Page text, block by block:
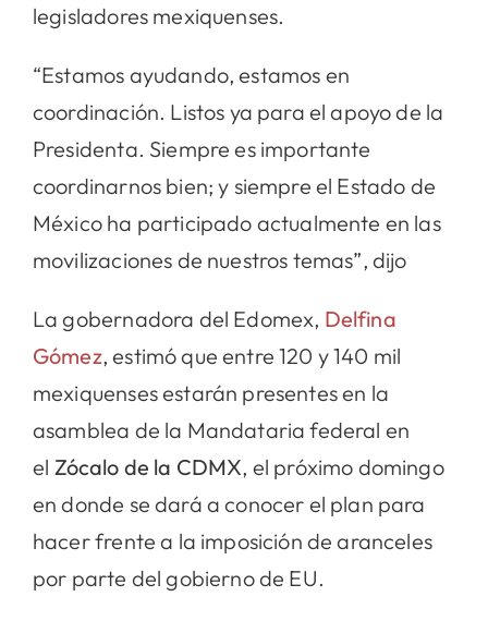
legisladores mexiquenses.
“Estamos ayudando, estamos en
coordinación. Listos ya para el apoyo de la
Presidenta. Siempre es importante
coordinarnos bien; y siempre el Estado de
México ha participado actualmente en las
movilizaciones de nuestros temas”, dijo
La gobernadora del Edomex, Delfina
Gómez, estimó que entre 120 y 140 mil
mexiquenses estarán presentes en la
asamblea de la Mandataria federal en
el Zócalo de la CDMX, el próximo domingo
en donde se dará a conocer el plan para
hacer frente a la imposición de aranceles
por parte del gobierno de EU.